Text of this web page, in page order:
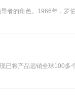
者的角色。1966年，罗
将产品远销全球100多